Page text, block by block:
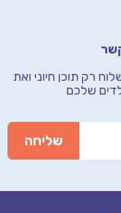
תוכן חיוניואת
שלכם